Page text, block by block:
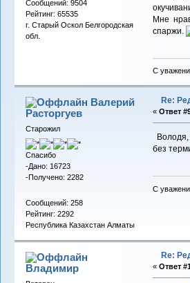
Сообщений: 9504
Рейтинг: 65535
г. Старый Оскол Белгородская
обл.
Мне
спаржи.
С
Валерий
Расторгуев
Старожил
Спасибо
-Дано: 16723
-Получено: 2282
Сообщений: 258
Рейтинг: 2292
Республика Казахстан Алматы
Re:
« Ответ
Володя,
без
С
Владимиp
Re:
« Ответ